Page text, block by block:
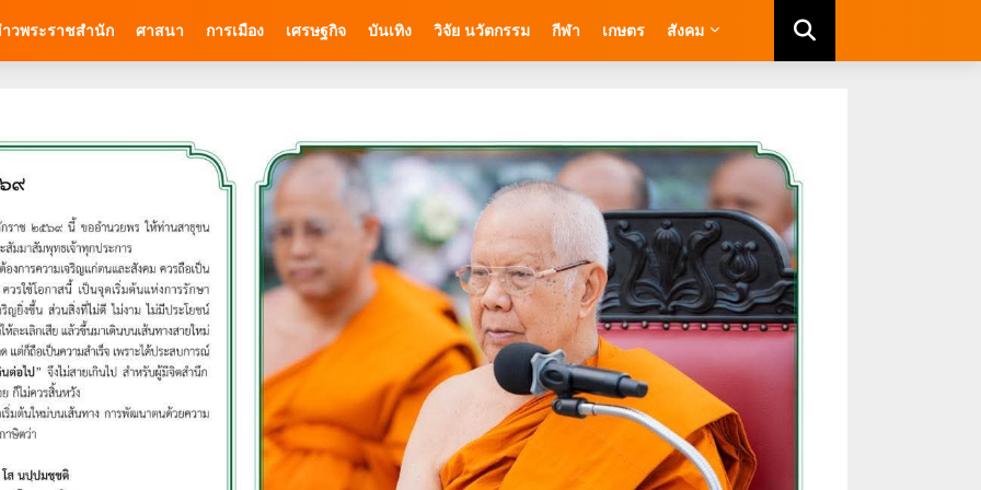
วพระราชสำนัก ศาสนา การเมือง เศรษฐกิจ บันเทิง วิจัย นวัตกรรม กีฬา เกษตร สังคม